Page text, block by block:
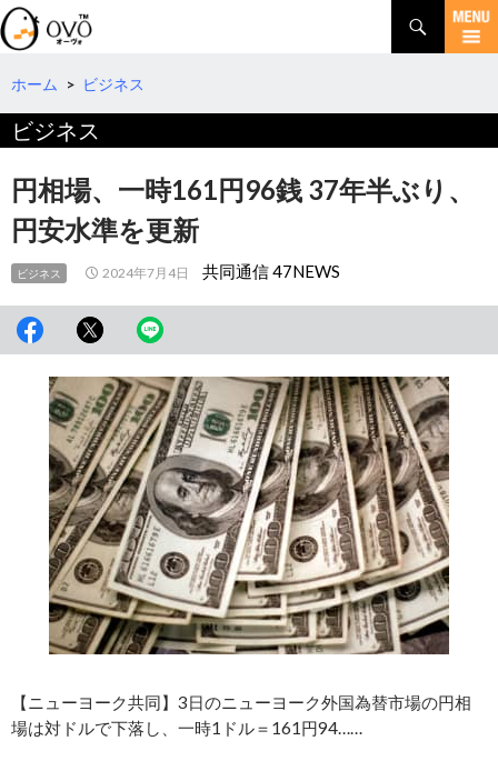
検
索
コ
テ
へ
移
動
ホーム > ビジネス
ビジネス
円相場、一時161円96銭 37年半ぶり、
円安水準を更新
ビジネス 2024年7月4日 共同通信 47NEWS
【ニューヨーク共同】3日のニューヨーク外国為替市場の円相
場は対ドルで下落し、一時1ドル＝161円94……